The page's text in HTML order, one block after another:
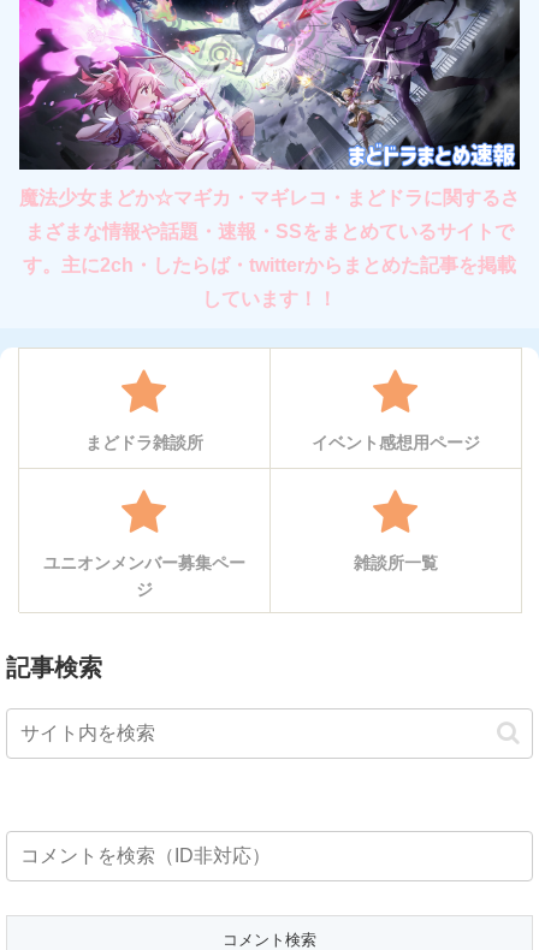
魔法少女まどか☆マギカ・マギレコ・まどドラに関するさ
まざまな情報や話題・速報・SSをまとめているサイトで
す。主に2ch・したらば・twitterからまとめた記事を掲載
しています！！
まどドラ雑談所 イベント感想用ページ
ユニオンメンバー募集ペー
ジ
雑談所一覧
記事検索